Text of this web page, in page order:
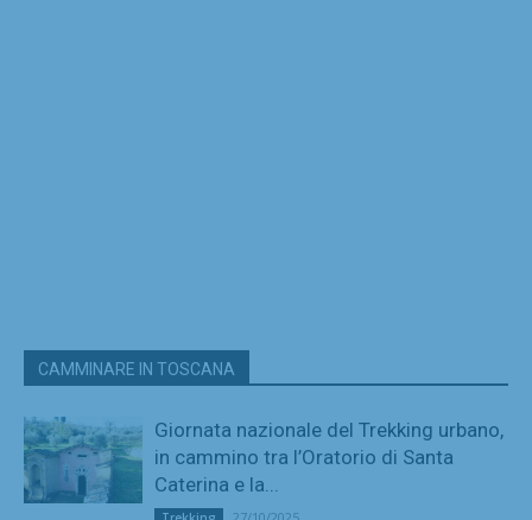
CAMMINARE IN TOSCANA
Giornata nazionale del Trekking urbano,
in cammino tra l’Oratorio di Santa
Caterina e la...